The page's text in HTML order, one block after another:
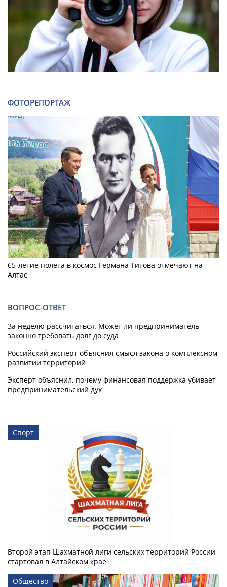
ФОТОРЕПОРТАЖ
65-летие полета в космос Германа Титова отмечают на
Алтае
ВОПРОС-ОТВЕТ
За неделю рассчитаться. Может ли предприниматель
законно требовать долг до суда
Российский эксперт объяснил смысл закона о комплексном
развитии территорий
Эксперт объяснил, почему финансовая поддержка убивает
предпринимательский дух
Спорт
Второй этап Шахматной лиги сельских территорий России
стартовал в Алтайском крае
Общество